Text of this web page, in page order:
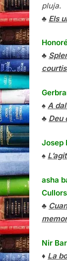
pluja.
♣ Els
♣
♠ A
♣ Deu
Josep
♠
asha
♣
Nir
♦ La